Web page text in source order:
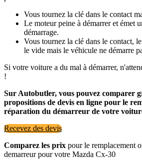
Vous tournez la clé dans le contact
Le moteur peine à démarrer et émet
démarrage.
Vous tournez la clé dans le contact,
le vide mais le véhicule ne démarre
Si votre voiture a du mal à démarrer,
!
Sur Autobutler, vous pouvez comparer
propositions de devis en ligne pour le
réparation du démarreur de votre
Recevez des devis
Comparez les prix pour le remplacement
demarreur pour votre Mazda Cx-30